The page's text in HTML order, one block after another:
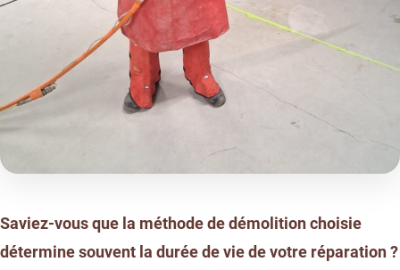
Saviez-vous que la méthode de démolition choisie
détermine souvent la durée de vie de votre réparation ?